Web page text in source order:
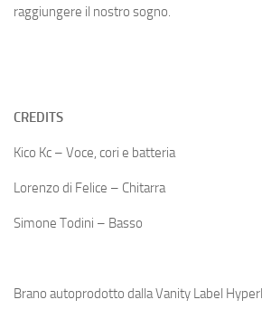
raggiungere il nostro sogno.
CREDITS
Kico Kc – Voce, cori e batteria
Lorenzo di Felice – Chitarra
Simone Todini – Basso
Brano autoprodotto dalla Vanity Label